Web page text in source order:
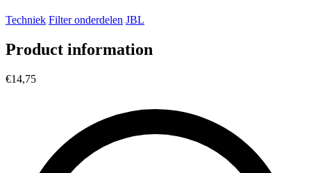
Techniek Filter onderdelen JBL
Product information
€14,75